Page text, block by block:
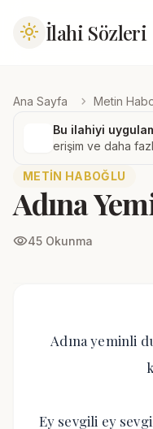
light_mode İlahi Sözleri
Ana Sayfa chevron_right Metin
Bu ilahiyi
erişim ve daha
METIN HABOĞLU
Adına
visibility45 Okunma
Adına yeminli
Ey sevgili ey